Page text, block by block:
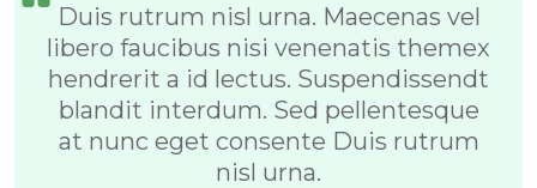
Duis rutrum nisl urna. Maecenas vel
libero faucibus nisi venenatis themex
hendrerit a id lectus. Suspendissendt
blandit interdum. Sed pellentesque
at nunc eget consente Duis rutrum
nisl urna.